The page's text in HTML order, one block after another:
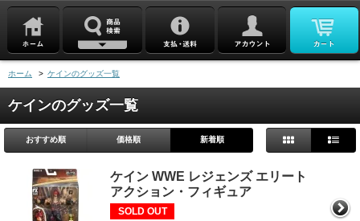
ホーム > ケインのグッズ一覧
ケインのグッズ一覧
おすすめ順 価格順 新着順
ケイン WWE レジェンズ エリート
アクション・フィギュア
SOLD OUT